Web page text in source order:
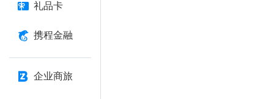
礼品卡
携程金融
企业商旅